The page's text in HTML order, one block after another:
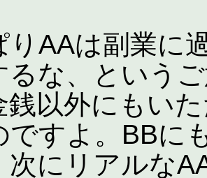
りAAは副業に
るな、という
銭以外にもい
ですよ。BBに
次にリアルな